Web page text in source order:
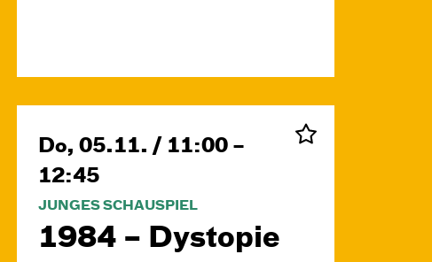
Do, 05.11. / 11:00 –
12:45
JUNGES SCHAUSPIEL
1984 – Dystopie